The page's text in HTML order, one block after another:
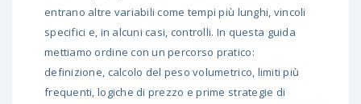
entrano altre variabili come tempi più lunghi, vincoli
specifici e, in alcuni casi, controlli. In questa guida
mettiamo ordine con un percorso pratico:
definizione, calcolo del peso volumetrico, limiti più
frequenti, logiche di prezzo e prime strategie di